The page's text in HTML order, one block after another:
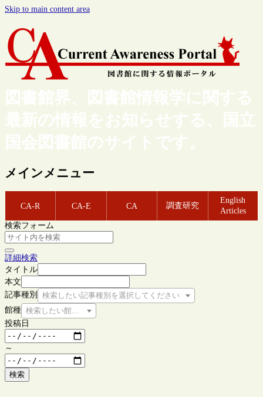
Skip to main content area
図書館界、図書館情報学に関する
最新の情報をお知らせする、国立
国会図書館のサイトです。
メインメニュー
CA-R CA-E CA 調査研究
English
Articles
検索フォーム
詳細検索
タイトル
本文
記事種別
検索したい記事種別を選択してください
館種 検索したい館種を選択してください
投稿日
～
検索